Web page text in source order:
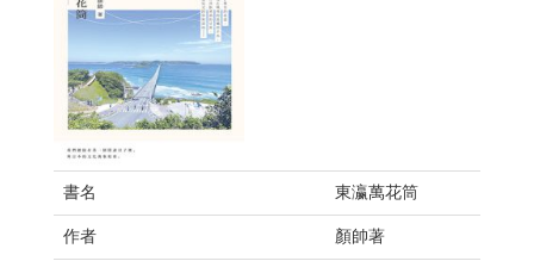
書名 東瀛萬花筒
作者 顏帥著